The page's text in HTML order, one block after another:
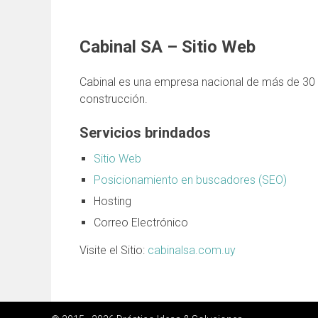
Cabinal SA – Sitio Web
Cabinal es una empresa nacional de más de
construcción.
Servicios brindados
Sitio Web
Posicionamiento en buscadores (SEO)
Hosting
Correo Electrónico
Visite el Sitio: cabinalsa.com.uy